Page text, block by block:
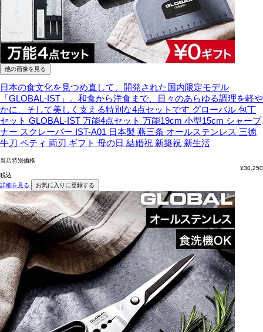
他の画像を見る
日本の食文化を見つめ直して、開発された国内限定モデル
「GLOBAL-IST」。和食から洋食まで、日々のあらゆる調理を軽や
かに、そして美しく支える特別な4点セットです グローバル 包丁
セット GLOBAL-IST 万能4点セット 万能19cm 小型15cm シャープ
ナー スクレーパー IST-A01 日本製 燕三条 オールステンレス 三徳
牛刀 ペティ 両刃 ギフト 母の日 結婚祝 新築祝 新生活
当店特別価格
¥30,250
税込
詳細を見る
お気に入りに登録する